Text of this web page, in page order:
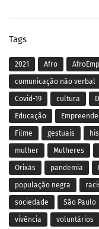
Tags
2021 Afro
comunicação não verbal
Covid-19 cultura
Educação
Filme gestuais
mulher Mulheres
Orixás pandemia
população negra
sociedade São Paulo
vivência voluntários